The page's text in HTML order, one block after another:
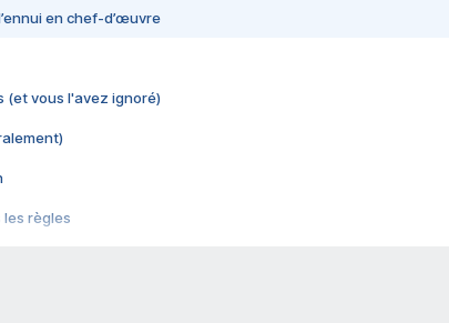
en chef-d’œuvre
(et vous l'avez ignoré)
les règles